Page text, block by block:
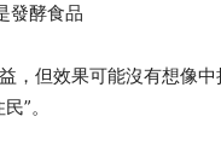
發酵食品
，但效果可能沒有想像
”。